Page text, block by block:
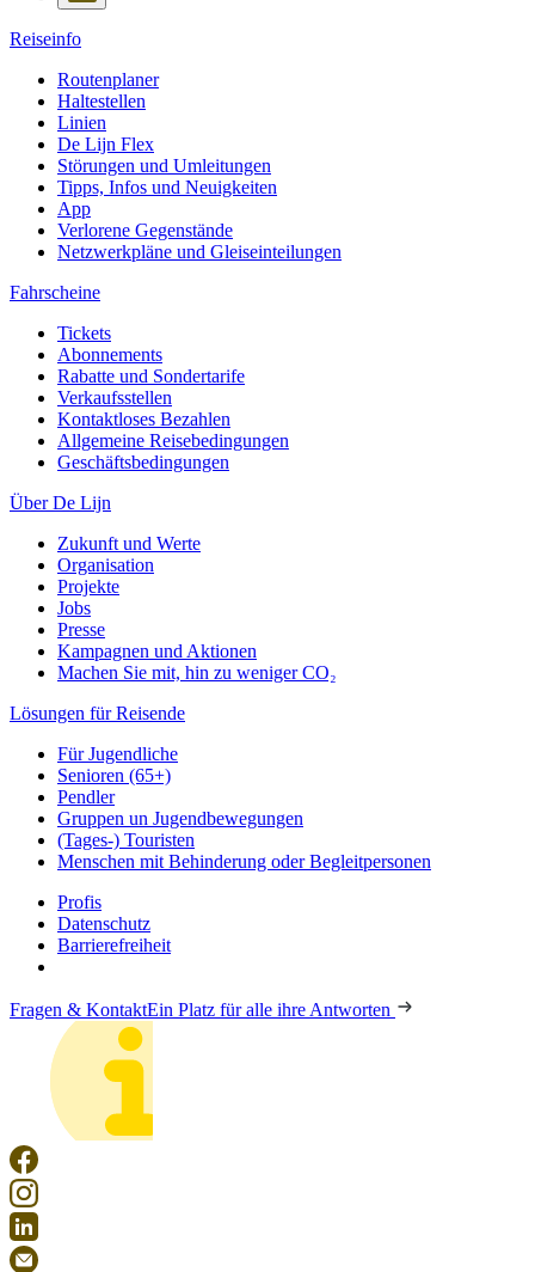
Reiseinfo
Routenplaner
Haltestellen
Linien
De Lijn Flex
Störungen und Umleitungen
Tipps, Infos und Neuigkeiten
App
Verlorene Gegenstände
Netzwerkpläne und Gleiseinteilungen
Fahrscheine
Tickets
Abonnements
Rabatte und Sondertarife
Verkaufsstellen
Kontaktloses Bezahlen
Allgemeine Reisebedingungen
Geschäftsbedingungen
Über De Lijn
Zukunft und Werte
Organisation
Projekte
Jobs
Presse
Kampagnen und Aktionen
Machen Sie mit, hin zu weniger CO₂
Lösungen für Reisende
Für Jugendliche
Senioren (65+)
Pendler
Gruppen un Jugendbewegungen
(Tages-) Touristen
Menschen mit Behinderung oder Begleitpersonen
Profis
Datenschutz
Barrierefreiheit
Fragen & KontaktEin Platz für alle ihre Antworten